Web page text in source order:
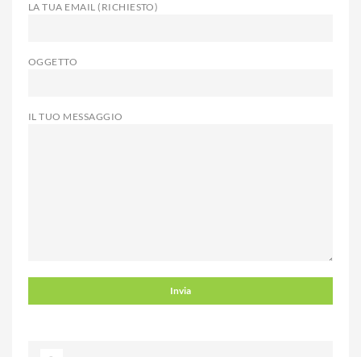
LA TUA EMAIL (RICHIESTO)
OGGETTO
IL TUO MESSAGGIO